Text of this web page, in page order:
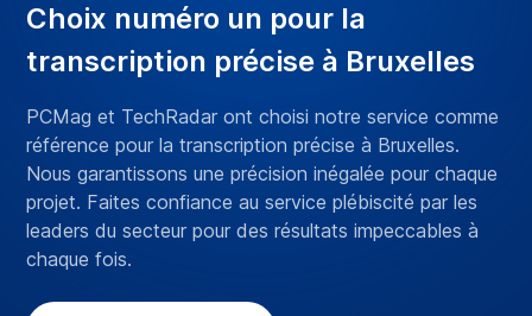
Choix numéro un pour la
transcription précise à Bruxelles
PCMag et TechRadar ont choisi notre service comme
référence pour la transcription précise à Bruxelles.
Nous garantissons une précision inégalée pour chaque
projet. Faites confiance au service plébiscité par les
leaders du secteur pour des résultats impeccables à
chaque fois.